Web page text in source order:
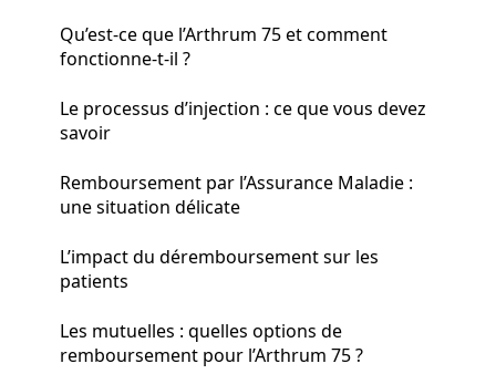
Qu’est-ce que l’Arthrum 75 et comment
fonctionne-t-il ?
Le processus d’injection : ce que vous devez
savoir
Remboursement par l’Assurance Maladie :
une situation délicate
L’impact du déremboursement sur les
patients
Les mutuelles : quelles options de
remboursement pour l’Arthrum 75 ?